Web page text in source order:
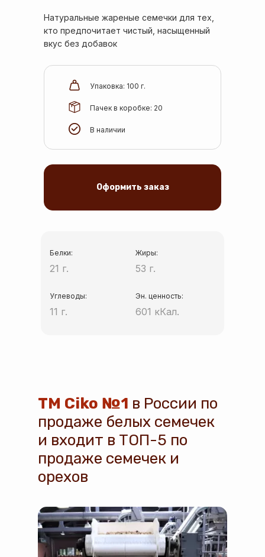
Натуральные жареные семечки для тех,
кто предпочитает чистый, насыщенный
вкус без добавок
Упаковка: 100 г.
Пачек в коробке: 20
В наличии
Оформить заказ
Белки:
21 г.
Жиры:
53 г.
Углеводы:
11 г.
Эн. ценность:
601 кКал.
ТМ Ciko №1 в России по
продаже белых семечек
и входит в ТОП-5 по
продаже семечек и
орехов